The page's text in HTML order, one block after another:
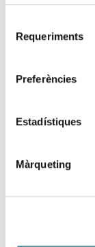
Requeriments
Preferències
Estadístiques
Màrqueting
VIURE AMB SALUT